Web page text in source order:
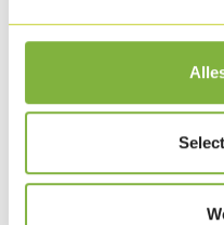
Recipes with
No recipes found